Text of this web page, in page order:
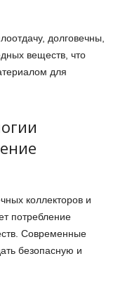
долговечны,
веществ, что
для
коллекторов и
потребление
Современные
безопасную и